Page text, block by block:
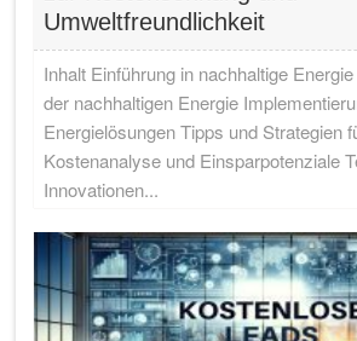
Umweltfreundlichkeit
Inhalt Einführung in nachhaltige
der nachhaltigen Energie
Energielösungen Tipps und Strategien
Kostenanalyse und Einsparpotenziale
Innovationen...